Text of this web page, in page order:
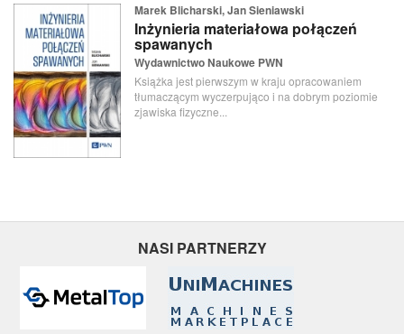
Marek Blicharski, Jan Sieniawski
Inżynieria materiałowa połączeń
spawanych
Wydawnictwo Naukowe PWN
Książka jest pierwszym w kraju opracowaniem
tłumaczącym wyczerpująco i na dobrym poziomie
zjawiska fizyczne...
NASI PARTNERZY